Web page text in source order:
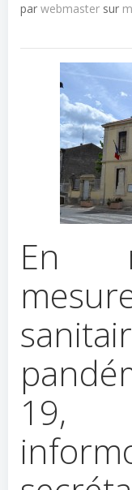
par webmaster sur
En
19,